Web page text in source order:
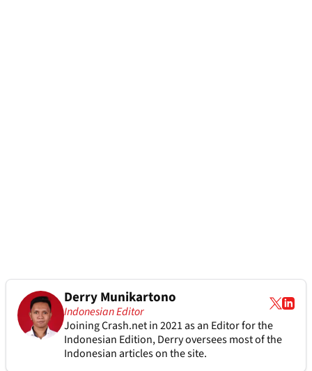
Derry Munikartono
Indonesian Editor
Joining Crash.net in 2021 as an Editor for the
Indonesian Edition, Derry oversees most of the
Indonesian articles on the site.